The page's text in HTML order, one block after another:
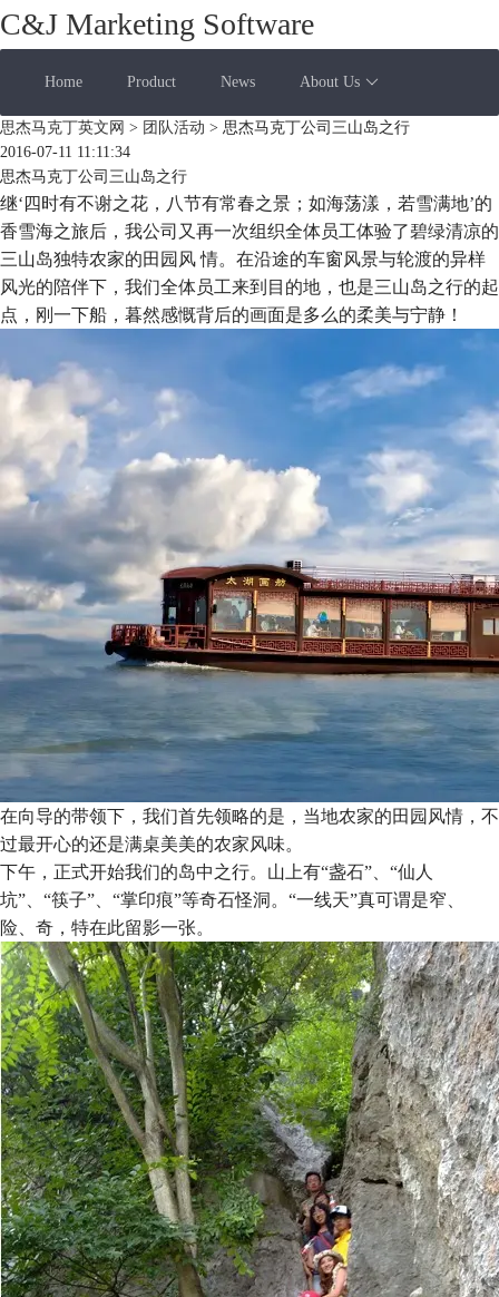
C&J Marketing Software
Home Product News About Us
思杰马克丁英文网 > 团队活动 > 思杰马克丁公司三山岛之行
2016-07-11 11:11:34
思杰马克丁公司三山岛之行
继‘四时有不谢之花，八节有常春之景；如海荡漾，若雪满地’的
香雪海之旅后，我公司又再一次组织全体员工体验了碧绿清凉的
三山岛独特农家的田园风 情。在沿途的车窗风景与轮渡的异样
风光的陪伴下，我们全体员工来到目的地，也是三山岛之行的起
点，刚一下船，暮然感慨背后的画面是多么的柔美与宁静！
在向导的带领下，我们首先领略的是，当地农家的田园风情，不
过最开心的还是满桌美美的农家风味。
下午，正式开始我们的岛中之行。山上有“盏石”、“仙人
坑”、“筷子”、“掌印痕”等奇石怪洞。“一线天”真可谓是窄、
险、奇，特在此留影一张。